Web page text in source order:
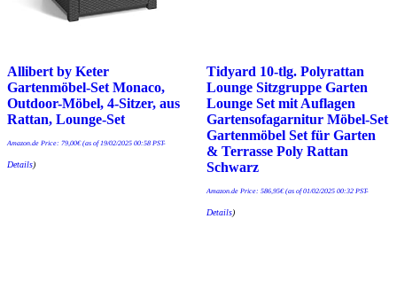
Allibert by Keter
Gartenmöbel-Set Monaco,
Outdoor-Möbel, 4-Sitzer, aus
Rattan, Lounge-Set
Amazon.de Price: 79,00€(as of 19/02/2025 00:58 PST-
Details)
Tidyard 10-tlg. Polyrattan
Lounge Sitzgruppe Garten
Lounge Set mit Auflagen
Gartensofagarnitur Möbel-Set
Gartenmöbel Set für Garten
& Terrasse Poly Rattan
Schwarz
Amazon.de Price: 586,95€(as of 01/02/2025 00:32 PST-
Details)